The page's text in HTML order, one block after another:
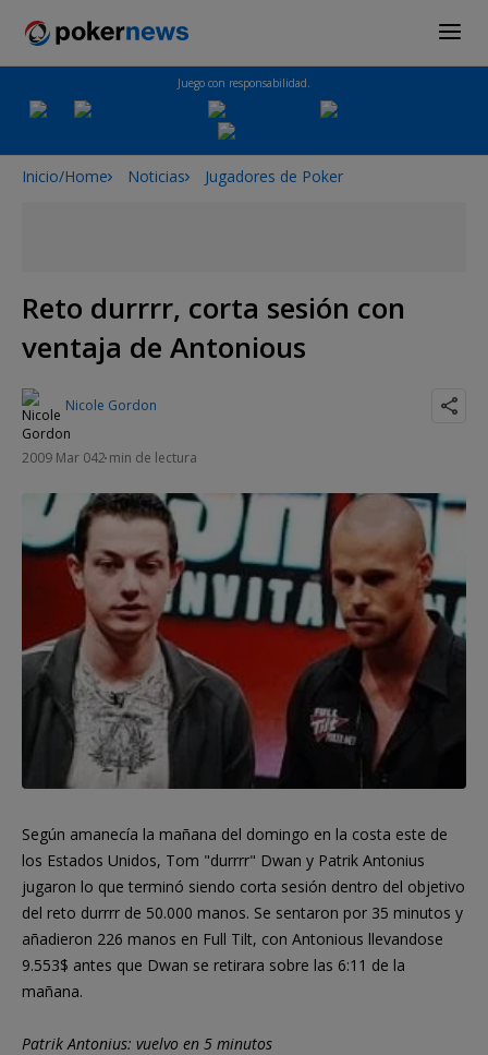
Juego con responsabilidad.
Inicio/Home Noticias Jugadores de Poker
Reto durrrr, corta sesión con
ventaja de Antonious
Nicole Gordon
2009 Mar 042 min de lectura
Según amanecía la mañana del domingo en la costa este de
los Estados Unidos, Tom "durrrr" Dwan y Patrik Antonius
jugaron lo que terminó siendo corta sesión dentro del objetivo
del reto durrrr de 50.000 manos. Se sentaron por 35 minutos y
añadieron 226 manos en Full Tilt, con Antonious llevandose
9.553$ antes que Dwan se retirara sobre las 6:11 de la
mañana.
Patrik Antonius: vuelvo en 5 minutos